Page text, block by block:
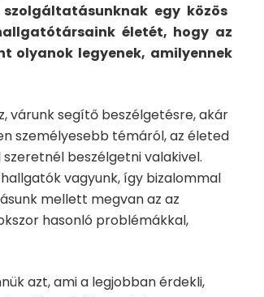
szolgáltatásunknak egy közös
életét, hogy az
olyanok legyenek, amilyennek
várunk segítő beszélgetésre, akár
személyesebb témáról, az életed
beszélgetni valakivel.
vagyunk, így bizalommal
mellett megvan az az
hasonló problémákkal,
azt, ami a legjobban érdekli,